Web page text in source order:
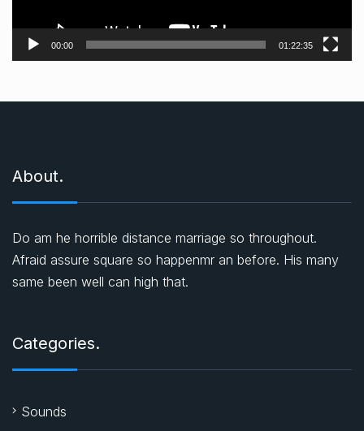
n
ı
00:00 01:22:35
About.
Do am he horrible distance marriage so throughout.
Afraid assure square so happenmr an before. His many
same been well can high that.
Categories.
Sounds